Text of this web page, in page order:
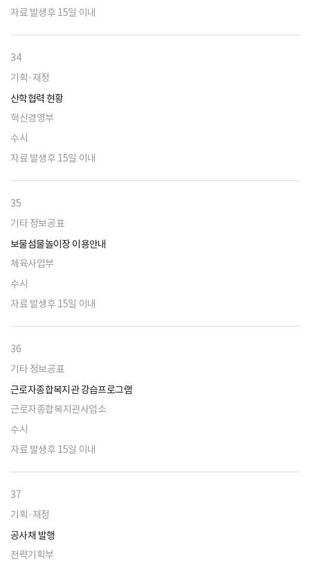
자료 발생후 15일 이내
34
기획·재정
산학협력 현황
혁신경영부
수시
자료 발생후 15일 이내
35
기타 정보공표
보물섬물놀이장 이용안내
체육사업부
수시
자료 발생후 15일 이내
36
기타 정보공표
근로자종합복지관 강습프로그램
근로자종합복지관사업소
수시
자료 발생후 15일 이내
37
기획·재정
공사채 발행
전략기획부